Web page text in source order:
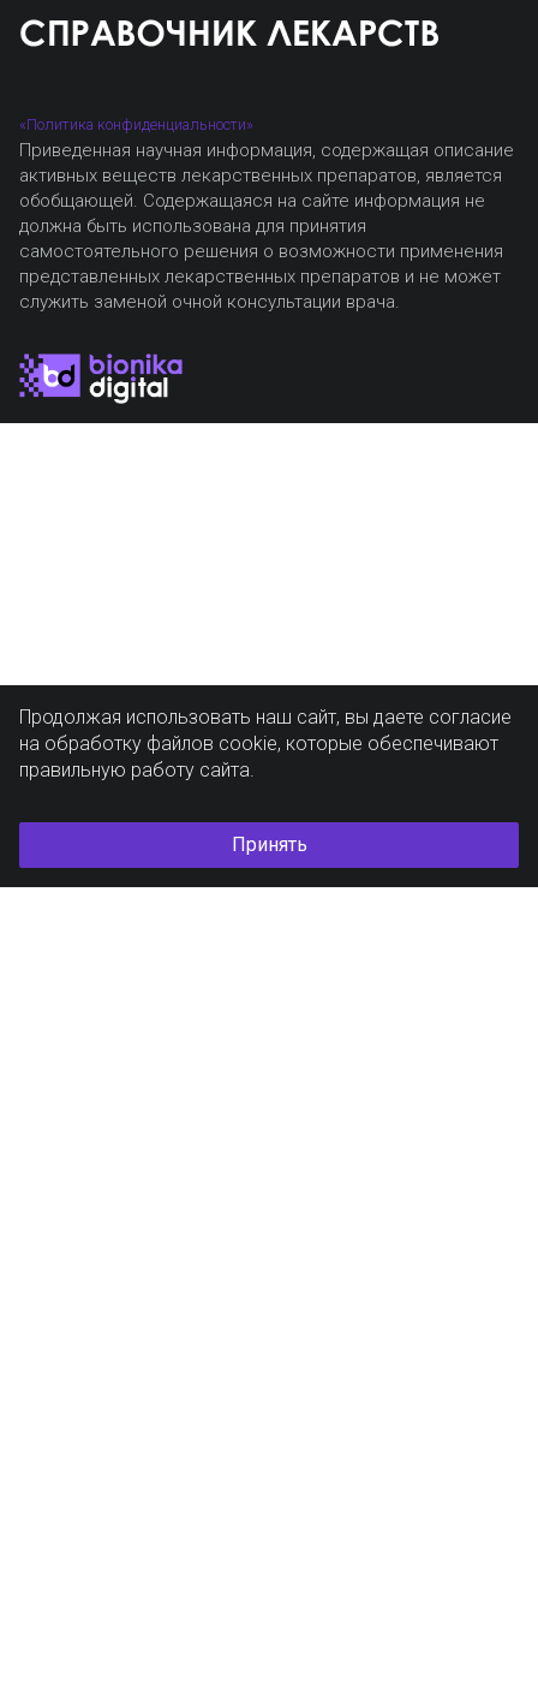
«Политика конфиденциальности»
Приведенная научная информация, содержащая описание
активных веществ лекарственных препаратов, является
обобщающей. Содержащаяся на сайте информация не
должна быть использована для принятия
самостоятельного решения о возможности применения
представленных лекарственных препаратов и не может
служить заменой очной консультации врача.
Продолжая использовать наш сайт, вы даете согласие
на обработку файлов cookie, которые обеспечивают
правильную работу сайта.
Принять